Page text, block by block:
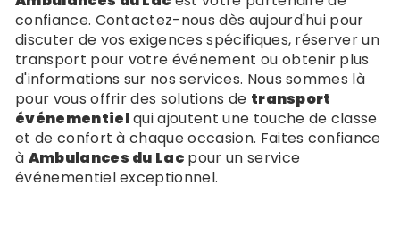
confiance. Contactez-nous dès aujourd'hui pour
discuter de vos exigences spécifiques, réserver un
transport pour votre événement ou obtenir plus
d'informations sur nos services. Nous sommes là
pour vous offrir des solutions de transport
événementielqui ajoutent une touche de classe
et de confort à chaque occasion. Faites confiance
à Ambulances du Lac pour un service
événementiel exceptionnel.